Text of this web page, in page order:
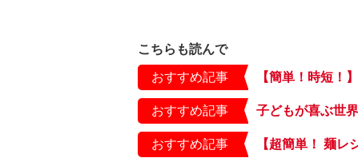
こちらも読んで
おすすめ記事
おすすめ記事
おすすめ記事